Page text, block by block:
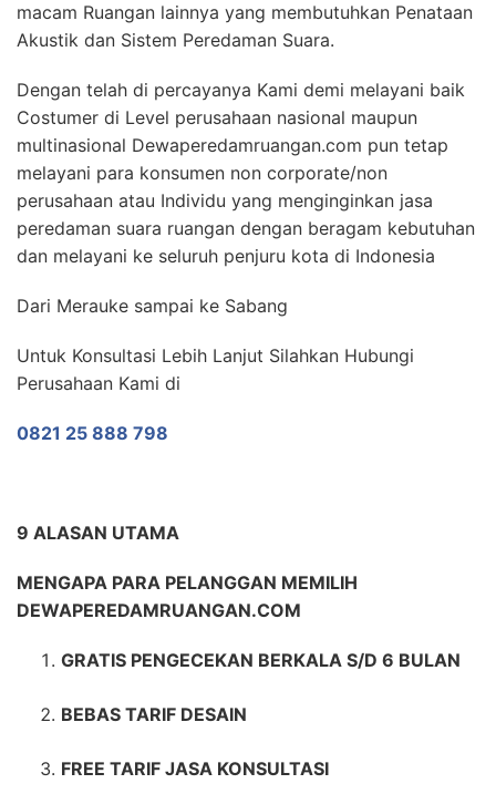
macam Ruangan lainnya yang membutuhkan Penataan
Akustik dan Sistem Peredaman Suara.
Dengan telah di percayanya Kami demi melayani baik
Costumer di Level perusahaan nasional maupun
multinasional Dewaperedamruangan.com pun tetap
melayani para konsumen non corporate/non
perusahaan atau Individu yang menginginkan jasa
peredaman suara ruangan dengan beragam kebutuhan
dan melayani ke seluruh penjuru kota di Indonesia
Dari Merauke sampai ke Sabang
Untuk Konsultasi Lebih Lanjut Silahkan Hubungi
Perusahaan Kami di
0821 25 888 798
9 ALASAN UTAMA
MENGAPA PARA PELANGGAN MEMILIH
DEWAPEREDAMRUANGAN.COM
GRATIS PENGECEKAN BERKALA S/D 6 BULAN
BEBAS TARIF DESAIN
FREE TARIF JASA KONSULTASI